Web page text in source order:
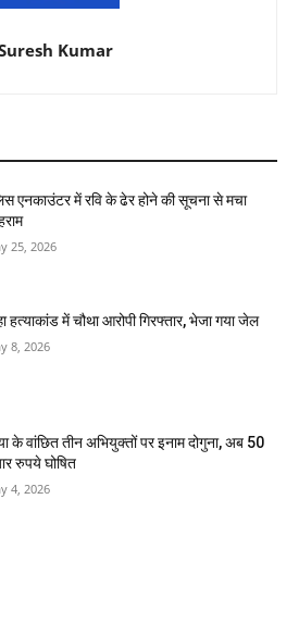
Kumar
एनकाउंटर में रवि के ढेर होने की सूचना से मचा
25, 2026
हत्याकांड में चौथा आरोपी गिरफ्तार, भेजा गया जेल
8, 2026
के वांछित तीन अभियुक्तों पर इनाम दोगुना, अब 50
रुपये घोषित
4, 2026